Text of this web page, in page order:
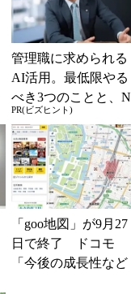
管理職に求められる
AI活用。最低限やる
べき3つのことと、N
Gな自己認識
PR(ビズヒント)
「goo地図」が9月27
日で終了 ドコモ
「今後の成長性など